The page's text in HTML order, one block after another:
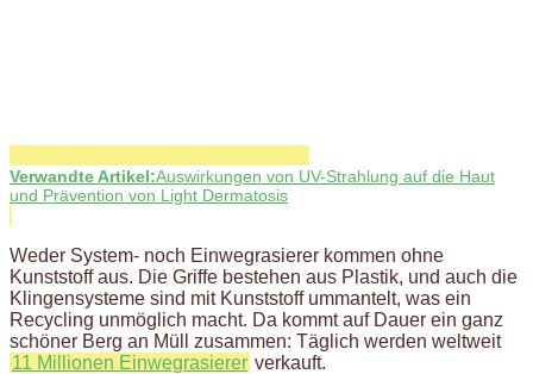
Verwandte Artikel:Auswirkungen von UV-Strahlung auf die Haut
und Prävention von Light Dermatosis
Weder System- noch Einwegrasierer kommen ohne
Kunststoff aus. Die Griffe bestehen aus Plastik, und auch die
Klingensysteme sind mit Kunststoff ummantelt, was ein
Recycling unmöglich macht. Da kommt auf Dauer ein ganz
schöner Berg an Müll zusammen: Täglich werden weltweit
11 Millionen Einwegrasierer verkauft.